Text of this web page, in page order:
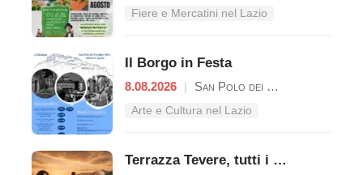
Fiere e Mercatini nel Lazio
Il Borgo in Festa
8.08.2026 | San Polo dei Cavalieri
Arte e Cultura nel Lazio
Terrazza Tevere, tutti i concerti dal 3 al 9 agosto